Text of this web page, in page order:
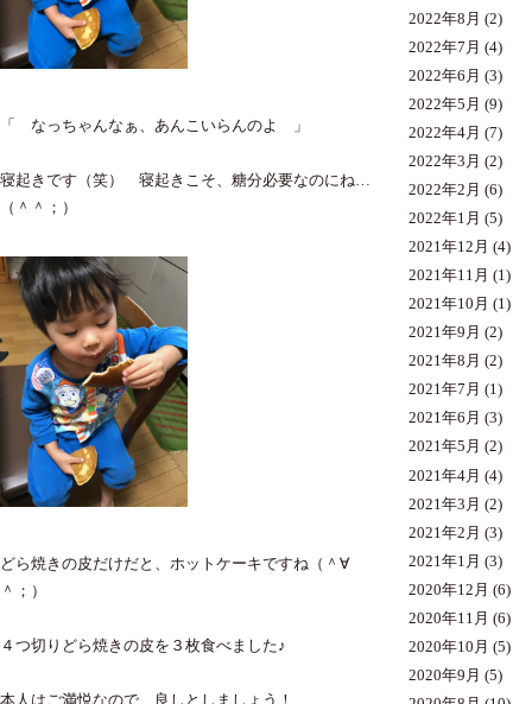
「 なっちゃんなぁ、あんこいらんのよ 」
寝起きです（笑） 寝起きこそ、糖分必要なのにね…
（＾＾；）
どら焼きの皮だけだと、ホットケーキですね（＾∀
＾；）
４つ切りどら焼きの皮を３枚食べました♪
本人はご満悦なので、良しとしましょう！
2022年8月 (2)
2022年7月 (4)
2022年6月 (3)
2022年5月 (9)
2022年4月 (7)
2022年3月 (2)
2022年2月 (6)
2022年1月 (5)
2021年12月 (4)
2021年11月 (1)
2021年10月 (1)
2021年9月 (2)
2021年8月 (2)
2021年7月 (1)
2021年6月 (3)
2021年5月 (2)
2021年4月 (4)
2021年3月 (2)
2021年2月 (3)
2021年1月 (3)
2020年12月 (6)
2020年11月 (6)
2020年10月 (5)
2020年9月 (5)